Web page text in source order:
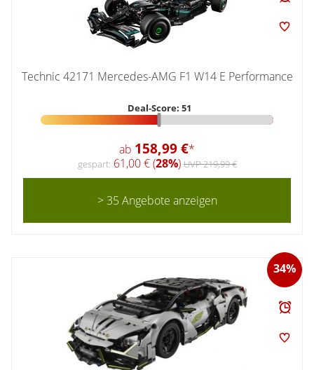
Technic 42171 Mercedes-AMG F1 W14 E Performance
Deal-Score: 51
ab 158,99 €*
gespart: 61,00 € (28%)UVP 219,99 €
> 35 Angebote anzeigen
34%